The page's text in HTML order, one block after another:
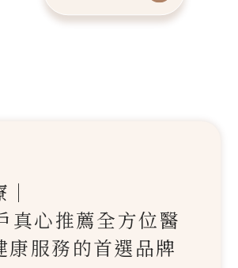
真心推薦全方位醫
康服務的首選品牌